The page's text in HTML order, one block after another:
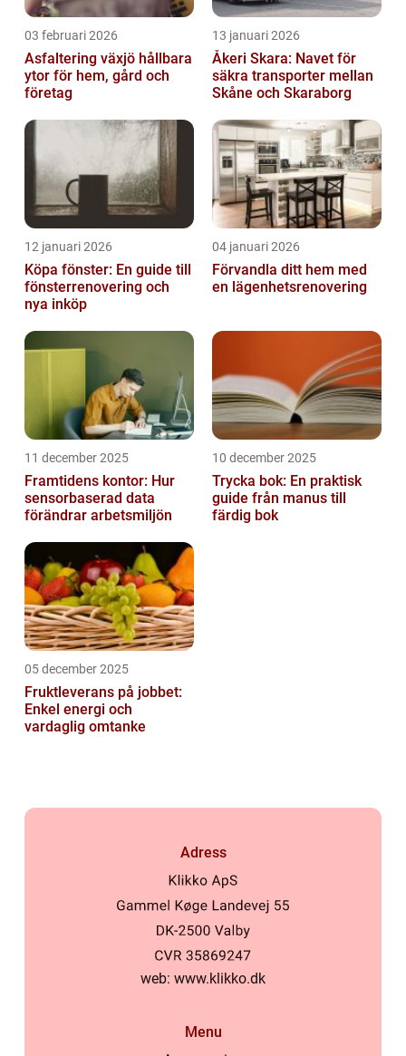
03 februari 2026
Asfaltering växjö hållbara
ytor för hem, gård och
företag
13 januari 2026
Åkeri Skara: Navet för
säkra transporter mellan
Skåne och Skaraborg
12 januari 2026
Köpa fönster: En guide till
fönsterrenovering och
nya inköp
04 januari 2026
Förvandla ditt hem med
en lägenhetsrenovering
11 december 2025
Framtidens kontor: Hur
sensorbaserad data
förändrar arbetsmiljön
10 december 2025
Trycka bok: En praktisk
guide från manus till
färdig bok
05 december 2025
Fruktleverans på jobbet:
Enkel energi och
vardaglig omtanke
Adress
web: www.klikko.dk
Menu